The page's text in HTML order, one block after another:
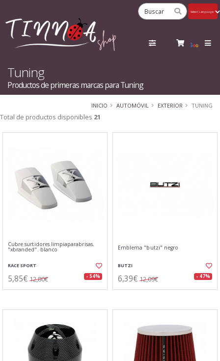
Tuning
Productos de primeras marcas para Tuning
INICIO AUTOMÓVIL EXTERIOR TUNING
Total de productos disponibles 21
Cubre surtidores limpiaparabrisas.
"xbranded". blanco
RACE SPORT
5,85€ 12,80€ - 54%
Emblema "butzi" negro
BUTZI
6,39€ 12,09€ - 47%